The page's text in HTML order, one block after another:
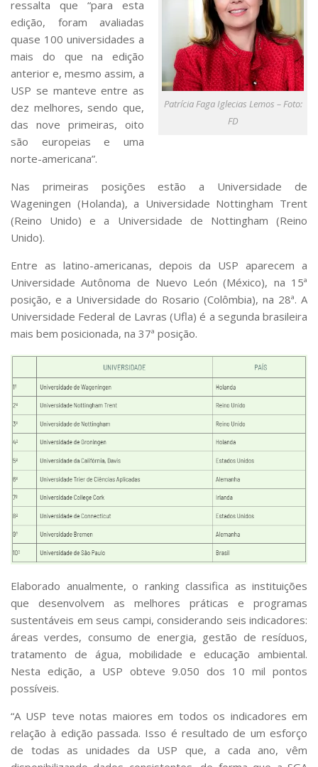
Patrícia Faga Iglecias Lemos – Foto:
FD
ressalta que “para esta
edição, foram avaliadas
quase 100 universidades a
mais do que na edição
anterior e, mesmo assim, a
USP se manteve entre as
dez melhores, sendo que,
das nove primeiras, oito
são europeias e uma
norte-americana”.
Nas primeiras posições estão a Universidade de
Wageningen (Holanda), a Universidade Nottingham Trent
(Reino Unido) e a Universidade de Nottingham (Reino
Unido).
Entre as latino-americanas, depois da USP aparecem a
Universidade Autônoma de Nuevo León (México), na 15ª
posição, e a Universidade do Rosario (Colômbia), na 28ª. A
Universidade Federal de Lavras (Ufla) é a segunda brasileira
mais bem posicionada, na 37ª posição.
Elaborado anualmente, o ranking classifica as instituições
que desenvolvem as melhores práticas e programas
sustentáveis em seus campi, considerando seis indicadores:
áreas verdes, consumo de energia, gestão de resíduos,
tratamento de água, mobilidade e educação ambiental.
Nesta edição, a USP obteve 9.050 dos 10 mil pontos
possíveis.
“A USP teve notas maiores em todos os indicadores em
relação à edição passada. Isso é resultado de um esforço
de todas as unidades da USP que, a cada ano, vêm